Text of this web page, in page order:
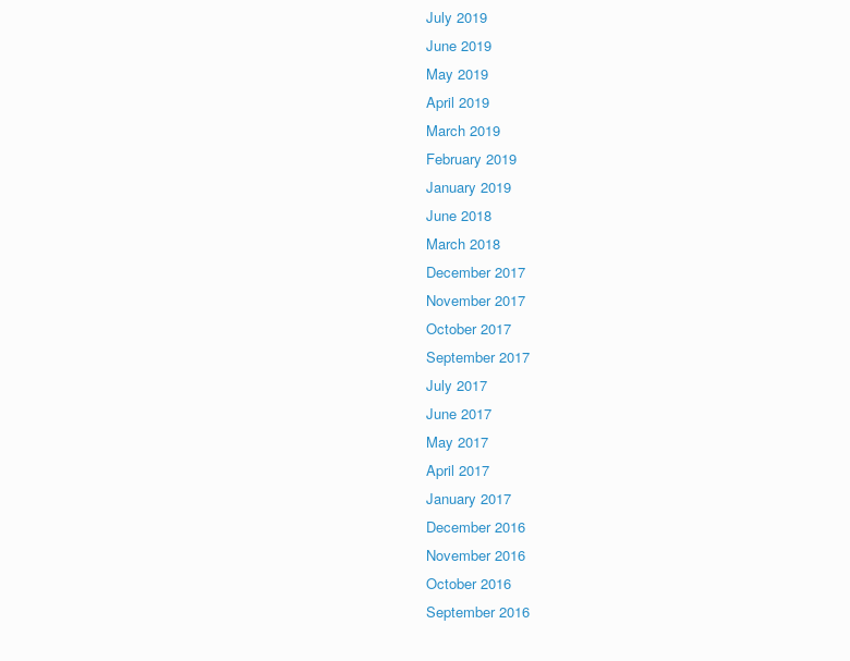
July 2019
June 2019
May 2019
April 2019
March 2019
February 2019
January 2019
June 2018
March 2018
December 2017
November 2017
October 2017
September 2017
July 2017
June 2017
May 2017
April 2017
January 2017
December 2016
November 2016
October 2016
September 2016